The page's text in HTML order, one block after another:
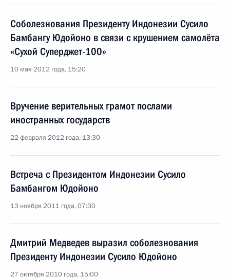
Соболезнования Президенту Индонезии Сусило
Бамбангу Юдойоно в связи с крушением самолёта
«Сухой Суперджет-100»
10 мая 2012 года, 15:20
Вручение верительных грамот послами
иностранных государств
22 февраля 2012 года, 13:30
Встреча с Президентом Индонезии Сусило
Бамбангом Юдойоно
13 ноября 2011 года, 07:30
Дмитрий Медведев выразил соболезнования
Президенту Индонезии Сусило Юдойоно
27 октября 2010 года, 15:00